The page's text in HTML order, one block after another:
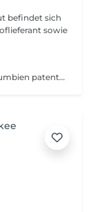
sowie
Die Metallotherapie ist eine innovative, in Kolumbien patentierte Technik. Die Metallaccessoires wurden aus einer Legierung aus 7 sauberen, nicht kontaminierten oder recycelten Metallen hergestellt. Sie werden mithilfe einer High-Tech-Spritzgussform entworfen und auf handwerkliche Weise von Hand poliert. Im Kühlschrank platziert, können diese Zubehörteile für Kaltprotokolle im Rahmen einer Tonisierungssitzung verwendet werden, insbesondere dank Tonisierungsmetallen wie Silizium. Natürlich sind auch therapeutische Protokolle möglich, da die Zubehörteile für Entspannungs- und Physiotherapiebehandlungen beheizbar sind. Zweck: Stimulierung der verschiedenen Körperteile mit dem Ziel, Cellulite zu stoppen, den Körper zu entwässern, umzugestalten und zu straffen.